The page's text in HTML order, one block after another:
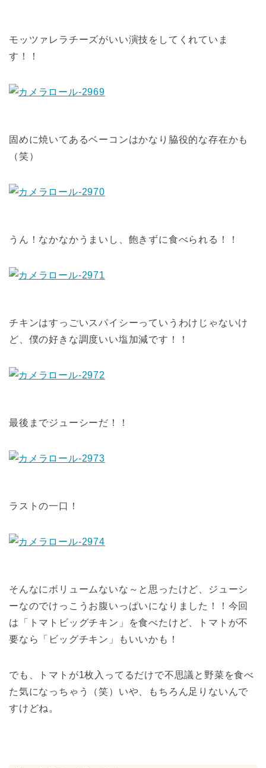
モッツァレラチーズがいい演技をしてくれていま
す！！
固めに焼いてあるベーコンはかなり脇役的な存在かも
（笑）
うん！なかなかうまいし、飽きずに食べられる！！
チキンはすっごいスパイシーっていうわけじゃないけ
ど、僕の好きな調度いい塩加減です！！
最後までジューシーだ！！
ラストの一口！
そんなにボリュームないな～と思ったけど、ジューシ
ーなのでけっこうお腹いっぱいになりました！！今回
は「トマトビッグチキン」を食べたけど、トマトが不
要なら「ビッグチキン」もいいかも！
でも、トマトが1枚入ってるだけで不思議と野菜を食べ
た気になっちゃう（笑）いや、もちろん足りないんで
すけどね。